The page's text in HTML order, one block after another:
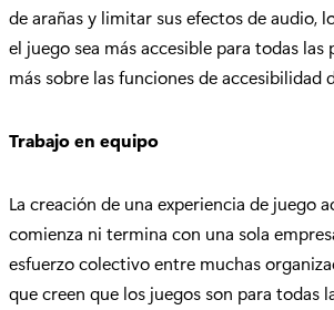
de arañas y limitar sus efectos de audio,
el juego sea más accesible para todas las
más sobre las funciones de accesibilidad
Trabajo en equipo
La creación de una experiencia de juego
comienza ni termina con una sola
esfuerzo colectivo entre muchas
que creen que los juegos son para todas